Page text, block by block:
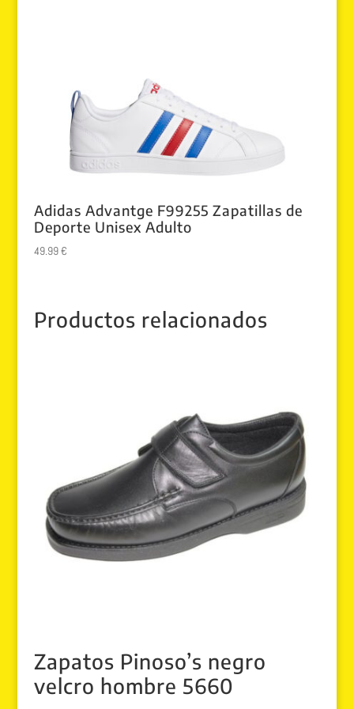
Adidas Advantge F99255 Zapatillas de
Deporte Unisex Adulto
49.99€
Productos relacionados
Zapatos Pinoso’s negro
velcro hombre 5660